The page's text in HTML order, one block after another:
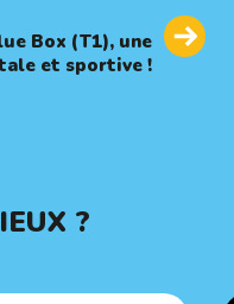
Box (T1), une
et sportive !
?